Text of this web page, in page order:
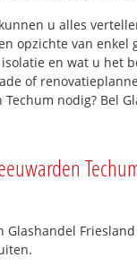
u alles
opzichte van enkel
en wat u het
of
nodig? Bel
Glashandel